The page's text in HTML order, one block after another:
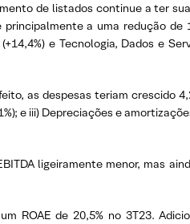
de listados continue a ter
a uma redução de
e Tecnologia, Dados e
as despesas teriam crescido
e iii) Depreciações e
ligeiramente menor, mas
ROAE de 20,5% no 3T23.